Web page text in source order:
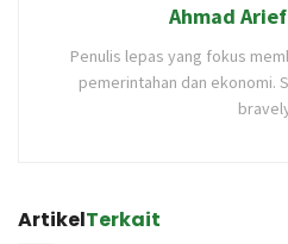
Ahmad
Penulis lepas yang fokus
pemerintahan dan ekonomi.
ArtikelTerkait